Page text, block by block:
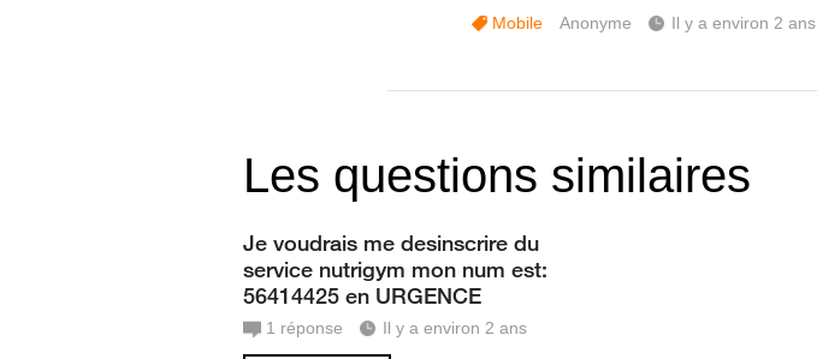
Mobile
Anonyme Il y a environ 2 ans
Les questions similaires
Je voudrais me desinscrire du
service nutrigym mon num est:
56414425 en URGENCE
1 réponse Il y a environ 2 ans